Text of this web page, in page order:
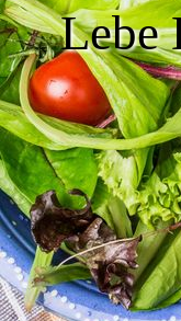
Lebe